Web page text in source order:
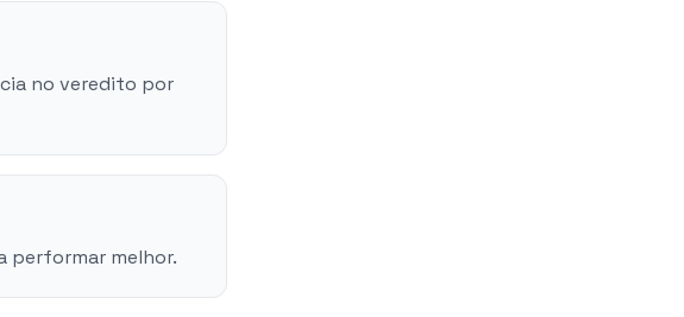
no veredito por
performar melhor.